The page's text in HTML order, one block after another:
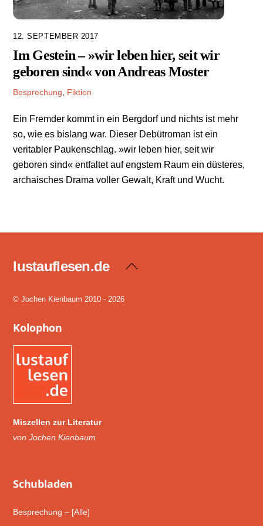
12. SEPTEMBER 2017
Im Gestein – »wir leben hier, seit wir
geboren sind« von Andreas Moster
Besprechung Fiktion
Ein Fremder kommt in ein Bergdorf und nichts ist mehr
so, wie es bislang war. Dieser Debütroman ist ein
veritabler Paukenschlag. »wir leben hier, seit wir
geboren sind« entfaltet auf engstem Raum ein düsteres,
archaisches Drama voller Gewalt, Kraft und Wucht.
Back
lustauflesen.de
© Jochen Kienbaum 2010 - 2026
Kolophon
Miszellen zur Literatur
von Jochen Kienbaum
Schub­laden
Besprechung – [Alle]